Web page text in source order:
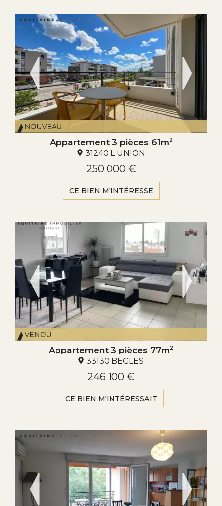
Appartement 3 pièces 61m2
31240 L UNION
250 000 €
CE BIEN M'INTÉRESSE
Appartement 3 pièces 77m2
33130 BEGLES
246 100 €
CE BIEN M'INTÉRESSAIT